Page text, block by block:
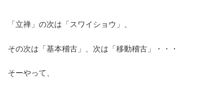
「立禅」の次は「スワイショウ」、
その次は「基本稽古」、次は「移動稽古」・・・
そーやって、